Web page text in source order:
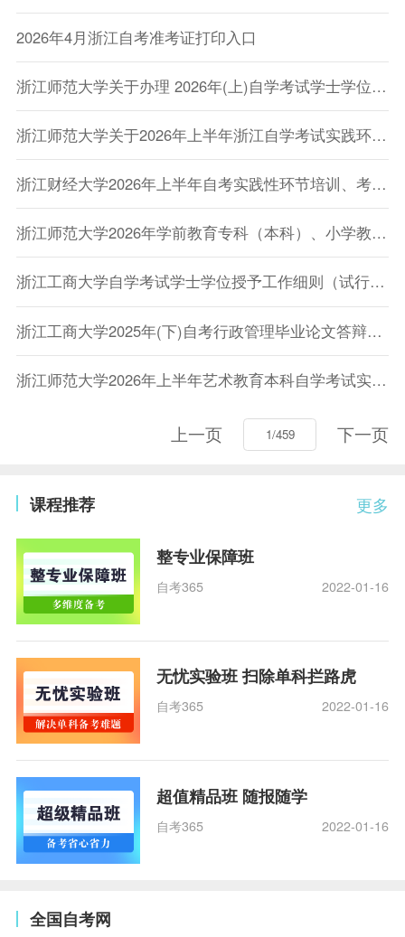
2026年4月浙江自考准考证打印入口
浙江师范大学关于办理 2026年(上)自学考试学士学位证书的通知
浙江师范大学关于2026年上半年浙江自学考试实践环节考核缴费通知
浙江财经大学2026年上半年自考实践性环节培训、考核安排
浙江师范大学2026年学前教育专科（本科）、小学教育专科（本科）、心理健康教育专科实践性环节考核通知
浙江工商大学自学考试学士学位授予工作细则（试行）的通知
浙江工商大学2025年(下)自考行政管理毕业论文答辩安排公布
浙江师范大学2026年上半年艺术教育本科自学考试实践环节考核通知
上一页 下一页
更多
课程推荐
整专业保障班
自考365 2022-01-16
无忧实验班 扫除单科拦路虎
自考365 2022-01-16
超值精品班 随报随学
自考365 2022-01-16
全国自考网